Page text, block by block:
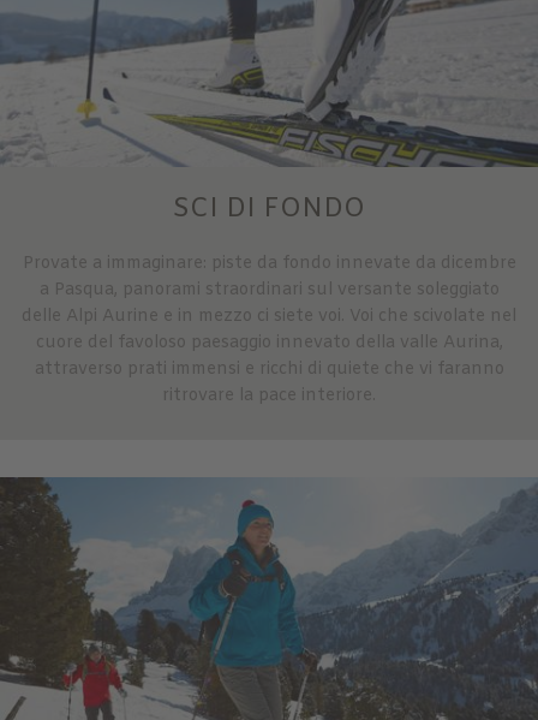
SCI DI FONDO
Provate a immaginare: piste da fondo innevate da dicembre
a Pasqua, panorami straordinari sul versante soleggiato
delle Alpi Aurine e in mezzo ci siete voi. Voi che scivolate nel
cuore del favoloso paesaggio innevato della valle Aurina,
attraverso prati immensi e ricchi di quiete che vi faranno
ritrovare la pace interiore.